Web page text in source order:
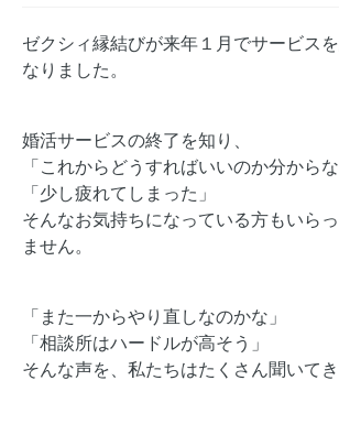
ゼクシィ縁結びが来年１月でサービス
なりました。
婚活サービスの終了を知り、
「これからどうすればいいのか分からな
「少し疲れてしまった」
そんなお気持ちになっている方もいら
ません。
「また一からやり直しなのかな」
「相談所はハードルが高そう」
そんな声を、私たちはたくさん聞いてき